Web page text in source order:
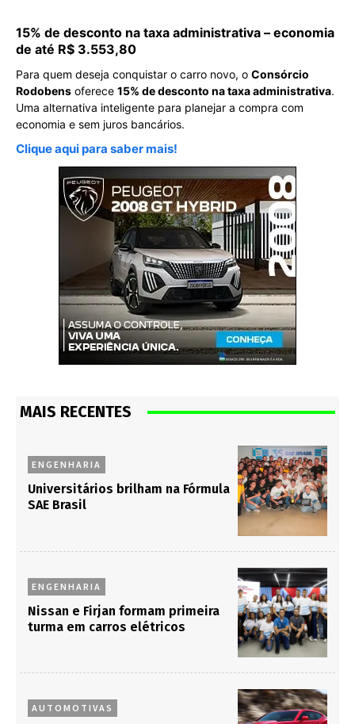
15% de desconto na taxa administrativa – economia
de até R$ 3.553,80
Para quem deseja conquistar o carro novo, o Consórcio
Rodobens oferece 15% de desconto na taxa administrativa.
Uma alternativa inteligente para planejar a compra com
economia e sem juros bancários.
Clique aqui para saber mais!
MAIS RECENTES
ENGENHARIA
Universitários brilham na Fórmula
SAE Brasil
ENGENHARIA
Nissan e Firjan formam primeira
turma em carros elétricos
AUTOMOTIVAS